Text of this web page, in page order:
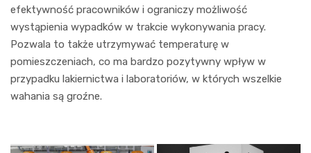
efektywność pracowników i ograniczy możliwość
wystąpienia wypadków w trakcie wykonywania pracy.
Pozwala to także utrzymywać temperaturę w
pomieszczeniach, co ma bardzo pozytywny wpływ w
przypadku lakiernictwa i laboratoriów, w których wszelkie
wahania są groźne.